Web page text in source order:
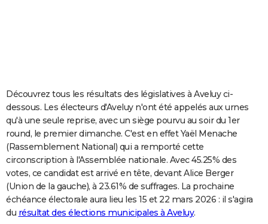
Carte de Noël
Carte Bonne année
Carte Saint-Valentin
Carte Pâques
Carte d'anniversaire
DICTIONNAIRE
Dictionnaire
Biographies
Citations
Expressions
Proverbes
PROGRAMME TV
COPAINS D'AVANT
S'inscrire
Se connecter
Lycées
Collèges
Primaires
Universités
Entreprises
Service militaire
Avis de recherche
AVIS DE DÉCÈS
FORUM
Découvrez tous les résultats des législatives à Aveluy ci-
dessous. Les électeurs d'Aveluy n'ont été appelés aux urnes
qu'à une seule reprise, avec un siège pourvu au soir du 1er
round, le premier dimanche. C'est en effet Yaël Menache
(Rassemblement National) qui a remporté cette
circonscription à l'Assemblée nationale. Avec 45.25% des
votes, ce candidat est arrivé en tête, devant Alice Berger
(Union de la gauche), à 23.61% de suffrages. La prochaine
échéance électorale aura lieu les 15 et 22 mars 2026 : il s'agira
du résultat des élections municipales à Aveluy.